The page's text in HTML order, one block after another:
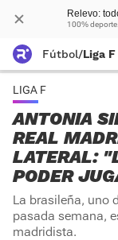
Relevo:
100%
Fútbol/Liga F
LIGA F
ANTONIA
REAL
LATERAL:
PODER
La brasileña, uno
pasada semana,
madridista.